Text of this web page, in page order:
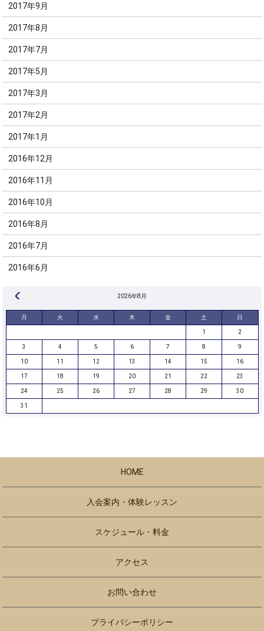
2017年9月
2017年8月
2017年7月
2017年5月
2017年3月
2017年2月
2017年1月
2016年12月
2016年11月
2016年10月
2016年8月
2016年7月
2016年6月
2026年8月
月 火 水 木 金 土 日
1 2
3 4 5 6 7 8 9
10 11 12 13 14 15 16
17 18 19 20 21 22 23
24 25 26 27 28 29 30
31
HOME
入会案内・体験レッスン
スケジュール・料金
アクセス
お問い合わせ
プライバシーポリシー